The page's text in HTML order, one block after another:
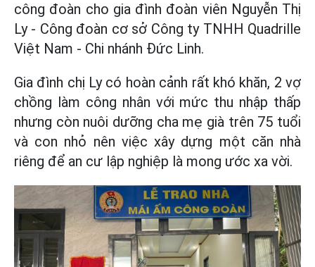
công đoàn cho gia đình đoàn viên Nguyễn Thị
Ly - Công đoàn cơ sở Công ty TNHH Quadrille
Việt Nam - Chi nhánh Đức Linh.
Gia đình chị Ly có hoàn cảnh rất khó khăn, 2 vợ
chồng làm công nhân với mức thu nhập thấp
nhưng còn nuôi dưỡng cha mẹ già trên 75 tuổi
và con nhỏ nên việc xây dựng một căn nhà
riêng để an cư lập nghiệp là mong ước xa vời.